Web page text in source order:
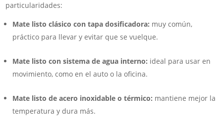
particularidades:
Mate listo clásico con tapa dosificadora: muy común,
práctico para llevar y evitar que se vuelque.
Mate listo con sistema de agua interno: ideal para usar en
movimiento, como en el auto o la oficina.
Mate listo de acero inoxidable o térmico: mantiene mejor la
temperatura y dura más.